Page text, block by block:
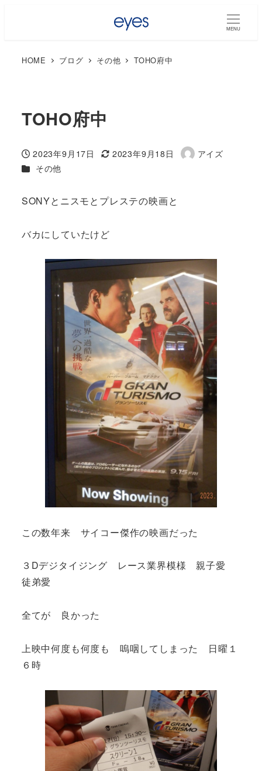
MENU
HOME ブログ その他 TOHO府中
TOHO府中
投稿日
2023年9月17日
更新日
2023年9月18日
著
アイズ
カテゴリー
その他
SONYとニスモとプレステの映画と
バカにしていたけど
この数年来 サイコー傑作の映画だった
３Dデジタイジング レース業界模様 親子愛
徒弟愛
全てが 良かった
上映中何度も何度も 嗚咽してしまった 日曜１
６時